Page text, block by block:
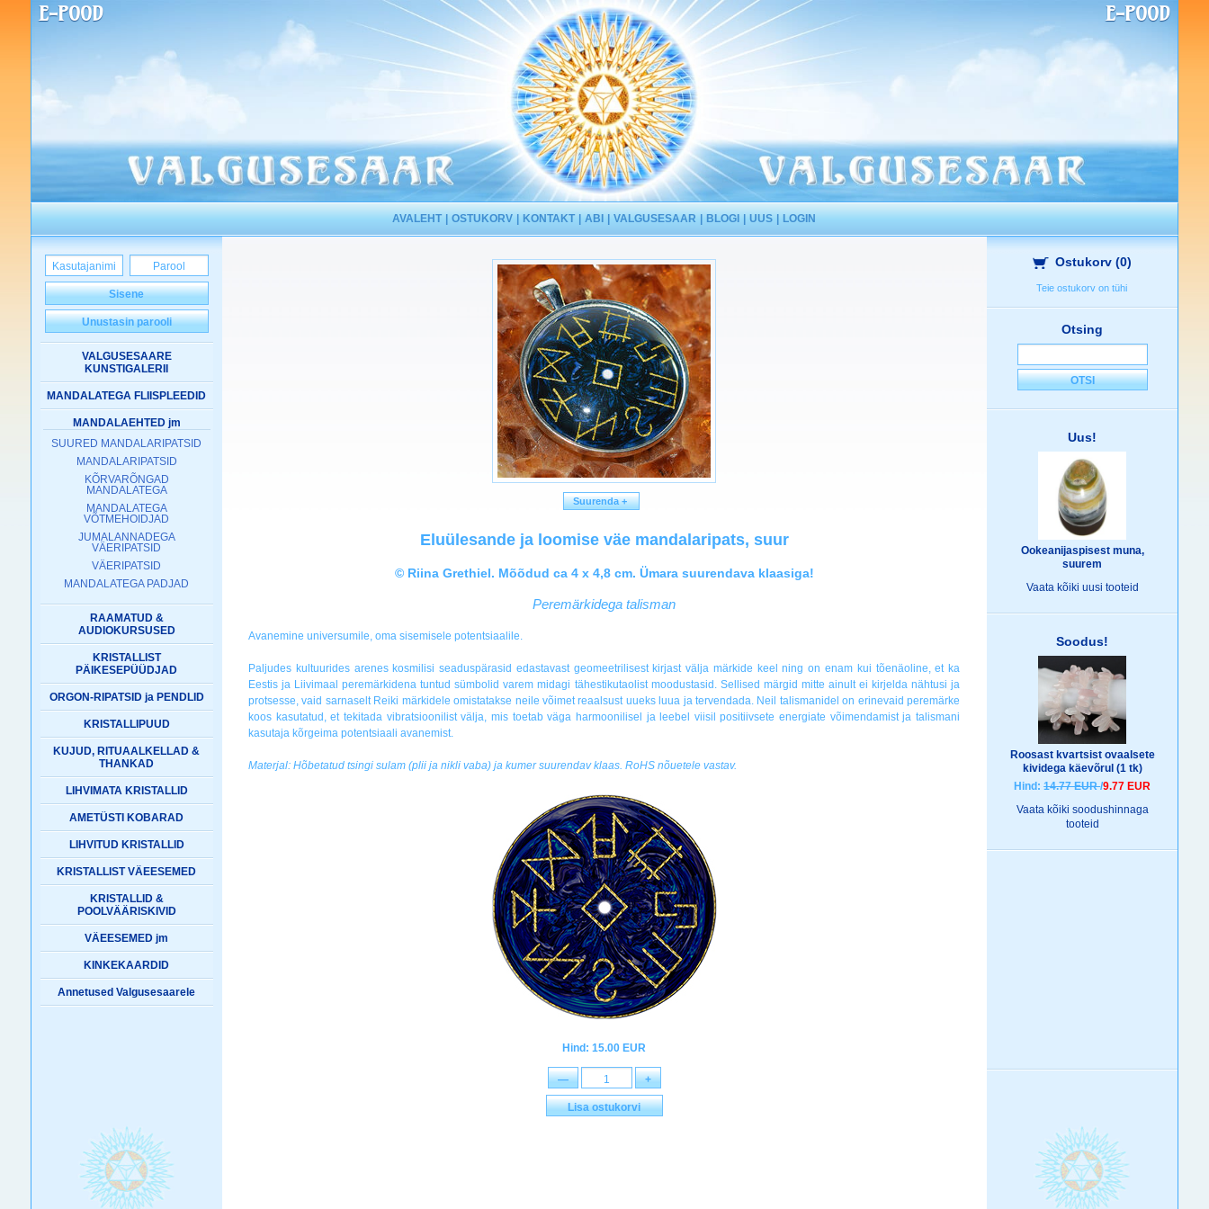
E-POOD E-POOD
AVALEHT OSTUKORV KONTAKT ABI VALGUSESAAR BLOGI UUS LOGIN
Ostukorv (0)
Teie ostukorv on tühi
Otsing
OTSI
Uus!
Ookeanijaspisest muna,
suurem
Vaata kõiki uusi tooteid
Soodus!
Roosast kvartsist ovaalsete
kividega käevõrul (1 tk)
Hind:14.77 EUR/9.77 EUR
Vaata kõiki soodushinnaga
tooteid
Sisene
Unustasin parooli
VALGUSESAARE
KUNSTIGALERII
MANDALATEGA FLIISPLEEDID
MANDALAEHTED jm
SUURED MANDALARIPATSID
MANDALARIPATSID
KÕRVARÕNGAD
MANDALATEGA
MANDALATEGA
VÕTMEHOIDJAD
JUMALANNADEGA
VÄERIPATSID
VÄERIPATSID
MANDALATEGA PADJAD
RAAMATUD &
AUDIOKURSUSED
KRISTALLIST
PÄIKESEPÜÜDJAD
ORGON-RIPATSID ja PENDLID
KRISTALLIPUUD
KUJUD, RITUAALKELLAD &
THANKAD
LIHVIMATA KRISTALLID
AMETÜSTI KOBARAD
LIHVITUD KRISTALLID
KRISTALLIST VÄEESEMED
KRISTALLID &
POOLVÄÄRISKIVID
VÄEESEMED jm
KINKEKAARDID
Annetused Valgusesaarele
Suurenda +
Eluülesande ja loomise väe mandalaripats, suur
© Riina Grethiel. Mõõdud ca 4 x 4,8 cm. Ümara suurendava klaasiga!
Peremärkidega talisman
Avanemine universumile, oma sisemisele potentsiaalile.
Paljudes kultuurides arenes kosmilisi seaduspärasid edastavast geomeetrilisest kirjast välja märkide keel ning on enam kui tõenäoline, et ka
Eestis ja Liivimaal peremärkidena tuntud sümbolid varem midagi tähestikutaolist moodustasid. Sellised märgid mitte ainult ei kirjelda nähtusi ja
protsesse, vaid sarnaselt Reiki märkidele omistatakse neile võimet reaalsust uueks luua ja tervendada. Neil talismanidel on erinevaid peremärke
koos kasutatud, et tekitada vibratsioonilist välja, mis toetab väga harmoonilisel ja leebel viisil positiivsete energiate võimendamist ja talismani
kasutaja kõrgeima potentsiaali avanemist.
Materjal: Hõbetatud tsingi sulam (plii ja nikli vaba) ja kumer suurendav klaas. RoHS nõuetele vastav.
Hind: 15.00 EUR
— +
Lisa ostukorvi